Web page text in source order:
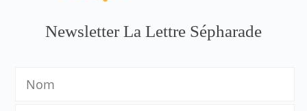
Newsletter La Lettre Sépharade